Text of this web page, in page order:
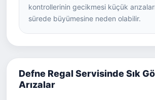
kontrollerinin gecikmesi küçük
sürede büyümesine neden olabilir.
Defne Regal Servisinde Sık
Arızalar